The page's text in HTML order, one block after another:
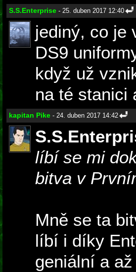
S.S.Enterprise - 25. duben 2017 12:40
jediný, co je
DS9
když už
na té stanici
kapitan Pike - 24. duben 2017 14:42
líbí se mi
bitva v
Mně se ta
líbí i díky
geniální a